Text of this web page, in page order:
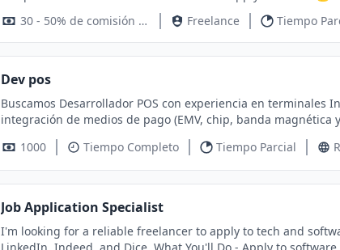
30 - 50% de comisión por venta Freelance Tiempo
Dev pos
Buscamos Desarrollador POS con experiencia en terminales
integración de medios de pago (EMV, chip, banda
terminales de pago.
1000 Tiempo Completo Tiempo Parcial
Job Application Specialist
I'm looking for a reliable freelancer to apply to tech and